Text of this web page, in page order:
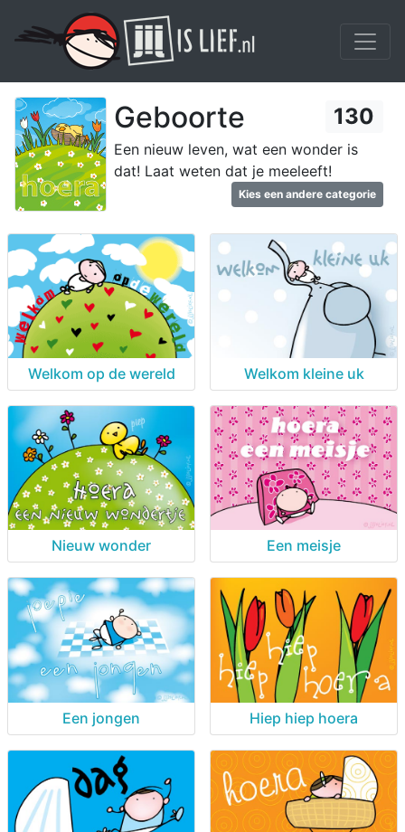
Geboorte 130
Een nieuw leven, wat een wonder is
dat! Laat weten dat je meeleeft!
Kies een andere categorie
Welkom op de wereld Welkom kleine uk
Nieuw wonder Een meisje
Een jongen Hiep hiep hoera